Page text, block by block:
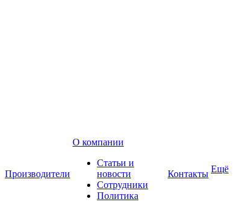
Производители
О компании
Статьи и
новости
Сотрудники
Политика
Контакты Ещё